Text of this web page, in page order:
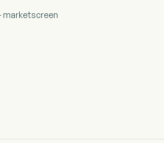
marketscreen